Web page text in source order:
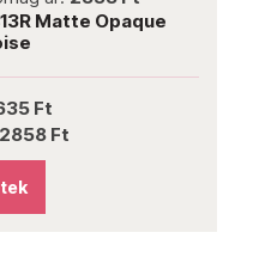
MIYUKI bugle 3